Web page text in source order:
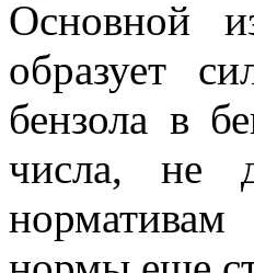
Основной
образует
бензола в
числа, не